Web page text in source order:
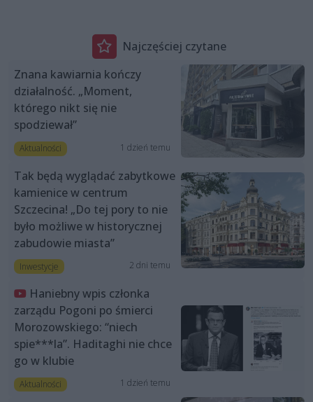
Najczęściej czytane
Znana kawiarnia kończy
działalność. „Moment,
którego nikt się nie
spodziewał”
Aktualności 1 dzień temu
Tak będą wyglądać zabytkowe
kamienice w centrum
Szczecina! „Do tej pory to nie
było możliwe w historycznej
zabudowie miasta”
Inwestycje 2 dni temu
Haniebny wpis członka
zarządu Pogoni po śmierci
Morozowskiego: “niech
spie***la”. Haditaghi nie chce
go w klubie
Aktualności 1 dzień temu